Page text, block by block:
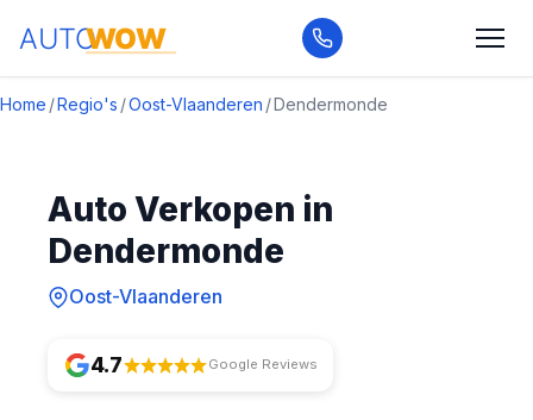
Home /Regio's /Oost-Vlaanderen /Dendermonde
Auto Verkopen in
Dendermonde
Oost-Vlaanderen
4.7 Google Reviews